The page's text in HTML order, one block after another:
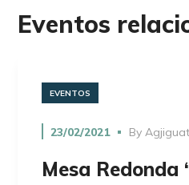
Eventos
EVENTOS
23/02/2021 By
Mesa Redonda